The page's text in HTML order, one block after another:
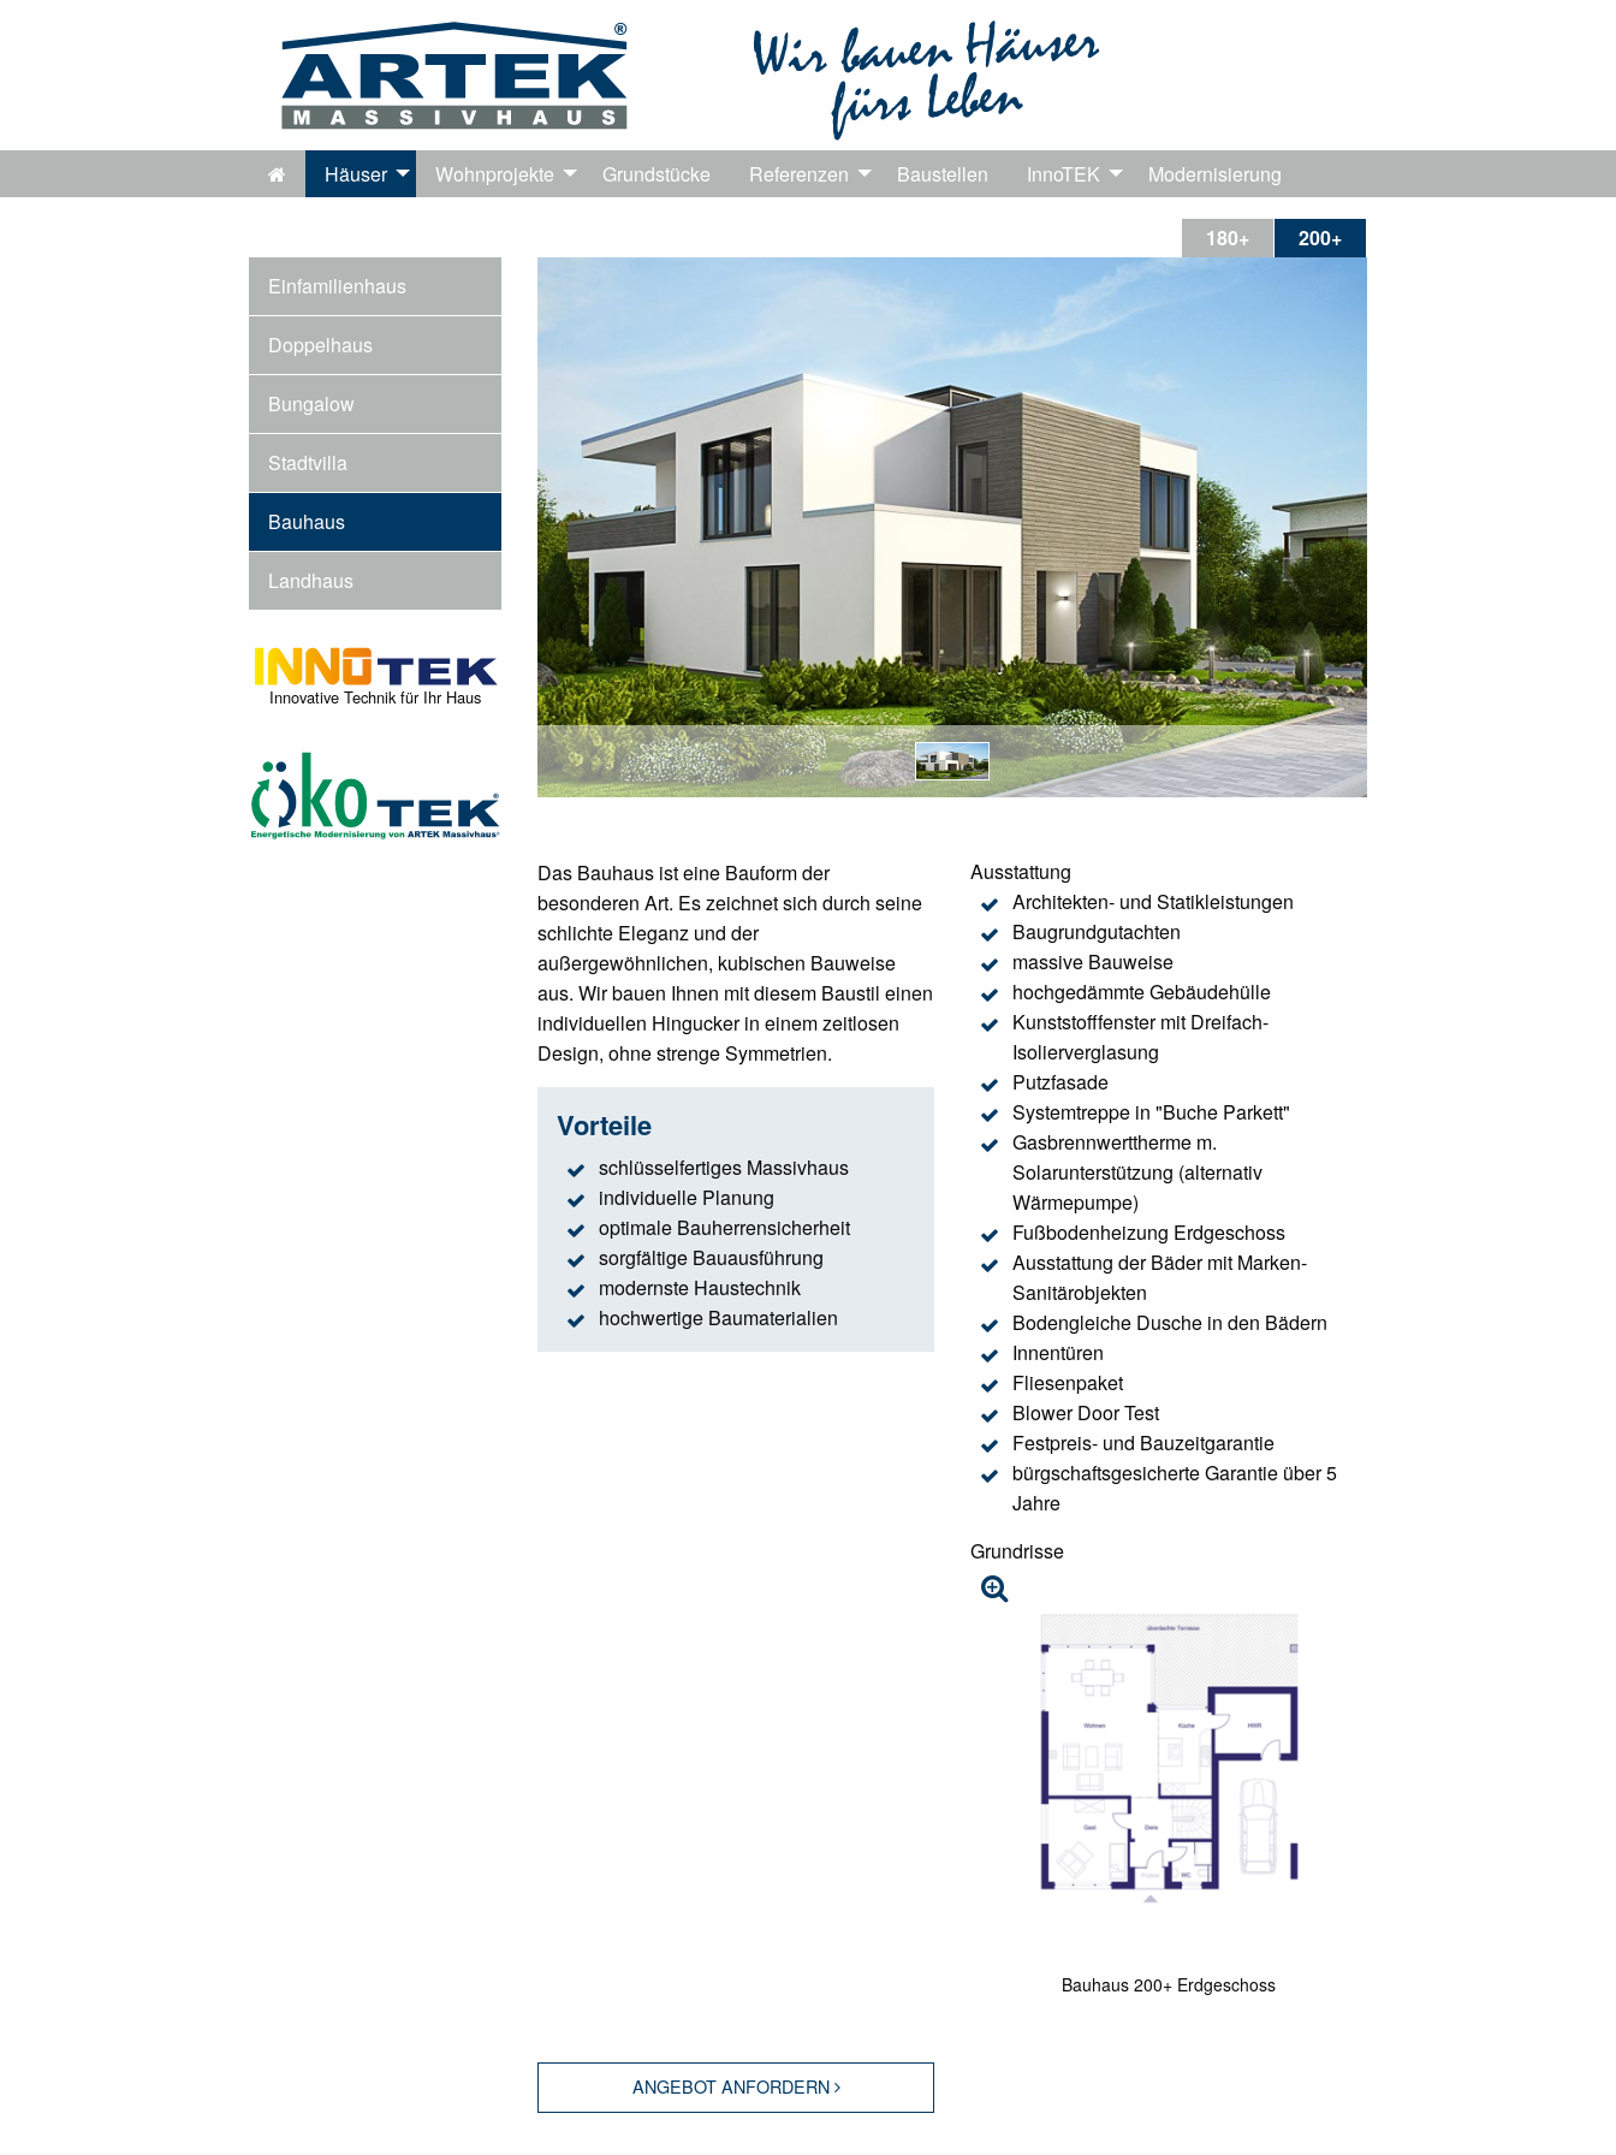
Häuser Wohnprojekte Grundstücke Referenzen Baustellen InnoTEK Modernisierung
180+ 200+
Das Bauhaus ist eine Bauform der
besonderen Art. Es zeichnet sich durch seine
schlichte Eleganz und der
außergewöhnlichen, kubischen Bauweise
aus. Wir bauen Ihnen mit diesem Baustil einen
individuellen Hingucker in einem zeitlosen
Design, ohne strenge Symmetrien.
Vorteile
schlüsselfertiges Massivhaus
individuelle Planung
optimale Bauherrensicherheit
sorgfältige Bauausführung
modernste Haustechnik
hochwertige Baumaterialien
Ausstattung
Architekten- und Statikleistungen
Baugrundgutachten
massive Bauweise
hochgedämmte Gebäudehülle
Kunststofffenster mit Dreifach-
Isolierverglasung
Putzfasade
Systemtreppe in "Buche Parkett"
Gasbrennwerttherme m.
Solarunterstützung (alternativ
Wärmepumpe)
Fußbodenheizung Erdgeschoss
Ausstattung der Bäder mit Marken-
Sanitärobjekten
Bodengleiche Dusche in den Bädern
Innentüren
Fliesenpaket
Blower Door Test
Festpreis- und Bauzeitgarantie
bürgschaftsgesicherte Garantie über 5
Jahre
Grundrisse
Bauhaus 200+ Erdgeschoss
ANGEBOT ANFORDERN
Einfamilienhaus
Doppelhaus
Bungalow
Stadtvilla
Bauhaus
Landhaus
Innovative Technik für Ihr Haus